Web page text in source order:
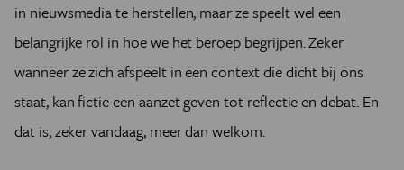
in nieuwsmedia te herstellen, maar ze speelt wel een
belangrijke rol in hoe we het beroep begrijpen. Zeker
wanneer ze zich afspeelt in een context die dicht bij ons
staat, kan fictie een aanzet geven tot reflectie en debat. En
dat is, zeker vandaag, meer dan welkom.